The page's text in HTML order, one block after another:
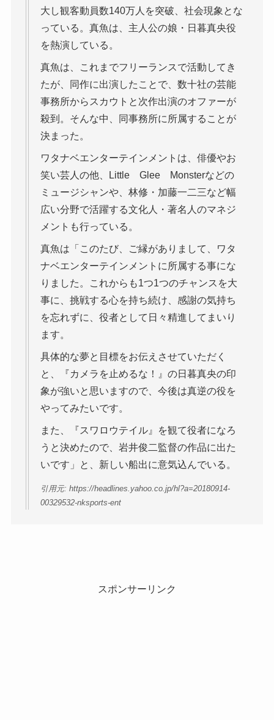
大し観客動員数140万人を突破、社会現象とな
っている。真魚は、主人公の娘・日暮真央役
を熱演している。
真魚は、これまでフリーランスで活動してき
たが、同作に出演したことで、数十社の芸能
事務所からスカウトと次作出演のオファーが
殺到。そんな中、同事務所に所属することが
決まった。
ワタナベエンターテインメントは、俳優やお
笑い芸人の他、Little Glee Monsterなどの
ミュージシャンや、林修・加藤一二三など幅
広い分野で活躍する文化人・著名人のマネジ
メントも行っている。
真魚は「このたび、ご縁がありまして、ワタ
ナベエンターテインメントに所属する事にな
りました。これからも1つ1つのチャンスを大
事に、挑戦する心を持ち続け、感謝の気持ち
を忘れずに、役者として日々精進してまいり
ます。
具体的な夢と目標をお伝えさせていただく
と、『カメラを止めるな！』の日暮真央の印
象が強いと思いますので、今後は真逆の役を
やってみたいです。
また、『スワロウテイル』を観て役者になろ
うと決めたので、岩井俊二監督の作品に出た
いです」と、新しい船出に意気込んでいる。
引用元: https://headlines.yahoo.co.jp/hl?a=20180914-
00329532-nksports-ent
スポンサーリンク